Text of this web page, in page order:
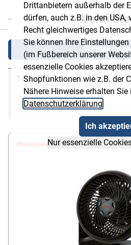
Drittanbietern außerhalb der
dürfen, auch z.B. in den USA,
Recht gleichwertiges
Sie können Ihre
(im Fußbereich unserer
essenzielle Cookies
Shopfunktionen wie z.B. der
Nähere Hinweise erhalten Sie
Datenschutzerklärung
Ich
Nur essenzielle
Filter
1-6 von 6